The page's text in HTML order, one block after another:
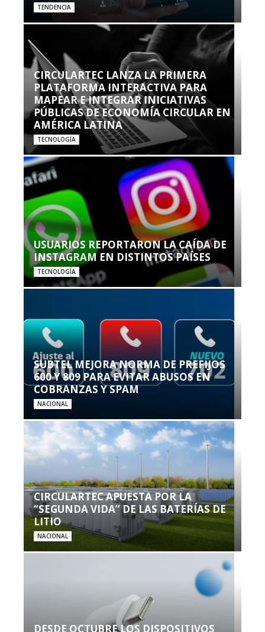
TENDENCIA
CIRCULARTEC LANZA LA PRIMERA
PLATAFORMA INTERACTIVA PARA
MAPEAR E INTEGRAR INICIATIVAS
PÚBLICAS DE ECONOMÍA CIRCULAR EN
AMÉRICA LATINA
TECNOLOGÍA
USUARIOS REPORTARON LA CAÍDA DE
INSTAGRAM EN DISTINTOS PAÍSES
TECNOLOGÍA
SUBTEL MEJORA NORMA DE PREFIJOS
600 Y 809 PARA EVITAR ABUSOS EN
COBRANZAS Y SPAM
NACIONAL
CIRCULARTEC APUESTA POR LA
“SEGUNDA VIDA” DE LAS BATERÍAS DE
LITIO
NACIONAL
DESDE OCTUBRE LOS DISPOSITIVOS